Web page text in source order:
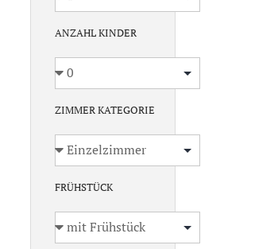
ANZAHL KINDER
ZIMMER KATEGORIE
FRÜHSTÜCK